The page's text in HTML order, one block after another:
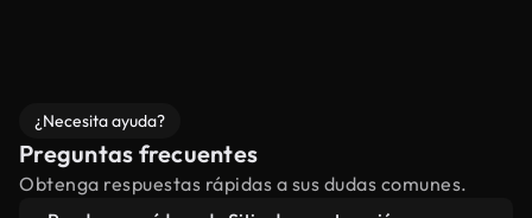
¿Necesita ayuda?
Preguntas frecuentes
Obtenga respuestas rápidas a sus dudas comunes.